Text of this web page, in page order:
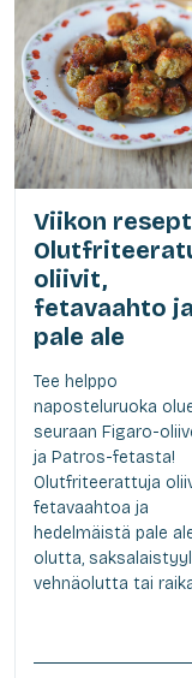
Viikon
oliivit,
fetavaahto ja
pale ale
Tee helppo
naposteluruoka
seuraan Figaro-
ja Patros-fetasta!
Olutfriteerattuja
fetavaahtoa ja
hedelmäistä pale
olutta,
vehnäolutta tai